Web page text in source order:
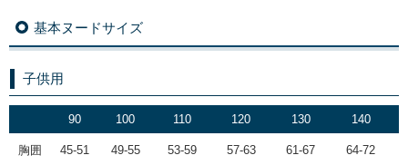
基本ヌードサイズ
子供用
90 100 110 120 130 140
胸囲 45-51 49-55 53-59 57-63 61-67 64-72